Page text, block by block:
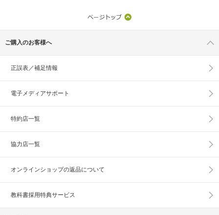
ご購入のお客様へ
正誤表／補足情報
電子メディアサポート
特約店一覧
協力店一覧
オンラインショップの返品について
教科書採用特典サービス